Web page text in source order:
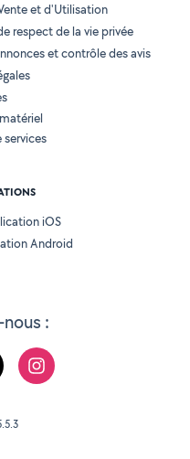
:
et d'Utilisation
respect de la vie privée
et contrôle des avis
iOS
Android